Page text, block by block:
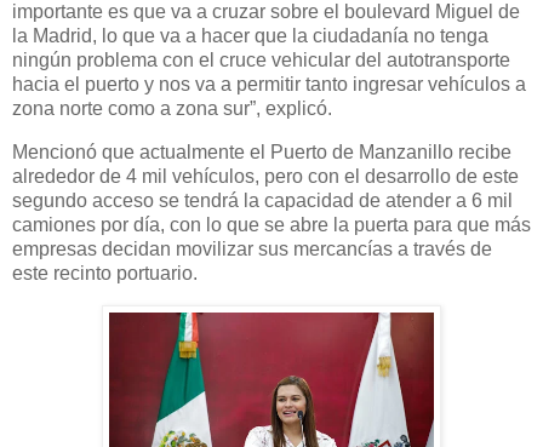
importante es que va a cruzar sobre el boulevard Miguel de
la Madrid, lo que va a hacer que la ciudadanía no tenga
ningún problema con el cruce vehicular del autotransporte
hacia el puerto y nos va a permitir tanto ingresar vehículos a
zona norte como a zona sur”, explicó.
Mencionó que actualmente el Puerto de Manzanillo recibe
alrededor de 4 mil vehículos, pero con el desarrollo de este
segundo acceso se tendrá la capacidad de atender a 6 mil
camiones por día, con lo que se abre la puerta para que más
empresas decidan movilizar sus mercancías a través de
este recinto portuario.